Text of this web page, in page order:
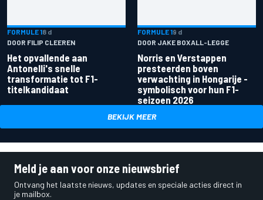
FORMULE 18 d
DOOR FILIP CLEEREN
Het opvallende aan
Antonelli's snelle
transformatie tot F1-
titelkandidaat
FORMULE 19 d
DOOR JAKE BOXALL-LEGGE
Norris en Verstappen
presteerden boven
verwachting in Hongarije -
symbolisch voor hun F1-
seizoen 2026
BEKIJK MEER
Meld je aan voor onze nieuwsbrief
Ontvang het laatste nieuws, updates en speciale acties direct in
je mailbox.